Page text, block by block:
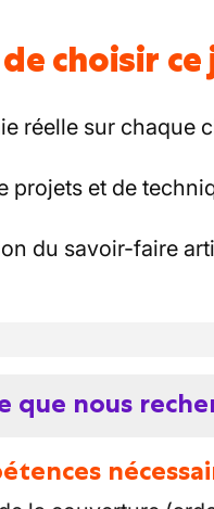
choisir
réelle sur chaque
projets et de
du savoir-faire
que nous